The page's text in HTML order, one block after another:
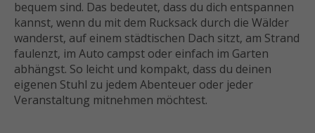
bequem sind. Das bedeutet, dass du dich entspannen
kannst, wenn du mit dem Rucksack durch die Wälder
wanderst, auf einem städtischen Dach sitzt, am Strand
faulenzt, im Auto campst oder einfach im Garten
abhängst. So leicht und kompakt, dass du deinen
eigenen Stuhl zu jedem Abenteuer oder jeder
Veranstaltung mitnehmen möchtest.